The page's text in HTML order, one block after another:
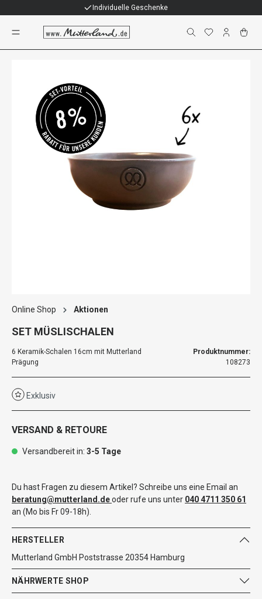
Individuelle Geschenke
Online Shop Aktionen
SET MÜSLISCHALEN
6 Keramik-Schalen 16cm mit Mutterland
Prägung
Produktnummer:
108273
Exklusiv
VERSAND & RETOURE
Versandbereit in: 3-5 Tage
Du hast Fragen zu diesem Artikel? Schreibe uns eine Email an
beratung@mutterland.deoder rufe uns unter 040 4711 350 61
an (Mo bis Fr 09-18h).
HERSTELLER
Mutterland GmbH Poststrasse 20354 Hamburg
NÄHRWERTE SHOP